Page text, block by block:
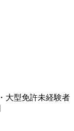
大型免許未経験者